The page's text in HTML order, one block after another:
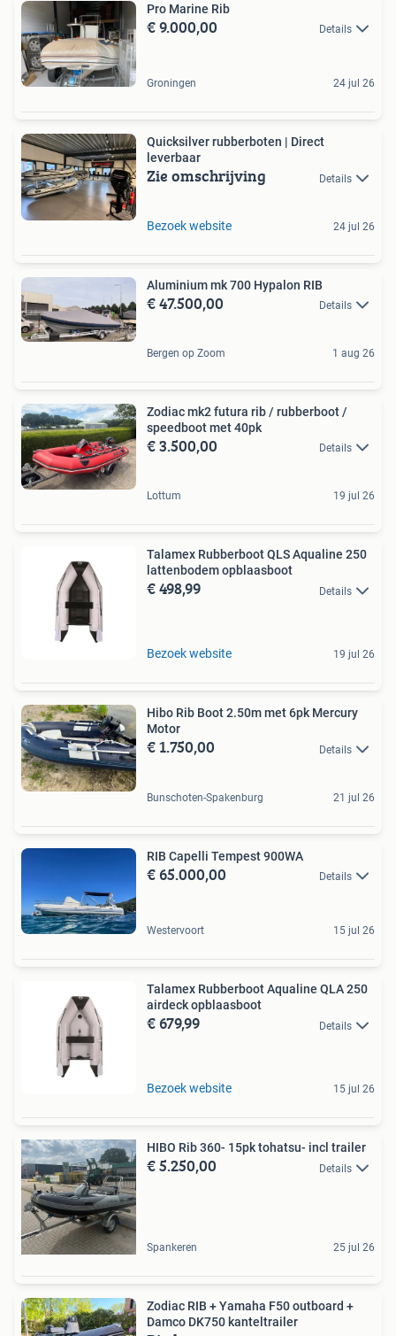
Pro Marine Rib
€ 9.000,00 Details
Groningen 24 jul 26
Quicksilver rubberboten | Direct
leverbaar
Zie omschrijving Details
Bezoek website 24 jul 26
Aluminium mk 700 Hypalon RIB
€ 47.500,00 Details
Bergen op Zoom 1 aug 26
Zodiac mk2 futura rib / rubberboot /
speedboot met 40pk
€ 3.500,00 Details
Lottum 19 jul 26
Talamex Rubberboot QLS Aqualine 250
lattenbodem opblaasboot
€ 498,99 Details
Bezoek website 19 jul 26
Hibo Rib Boot 2.50m met 6pk Mercury
Motor
€ 1.750,00 Details
Bunschoten-Spakenburg 21 jul 26
RIB Capelli Tempest 900WA
€ 65.000,00 Details
Westervoort 15 jul 26
Talamex Rubberboot Aqualine QLA 250
airdeck opblaasboot
€ 679,99 Details
Bezoek website 15 jul 26
HIBO Rib 360- 15pk tohatsu- incl trailer
€ 5.250,00 Details
Spankeren 25 jul 26
Zodiac RIB + Yamaha F50 outboard +
Damco DK750 kanteltrailer